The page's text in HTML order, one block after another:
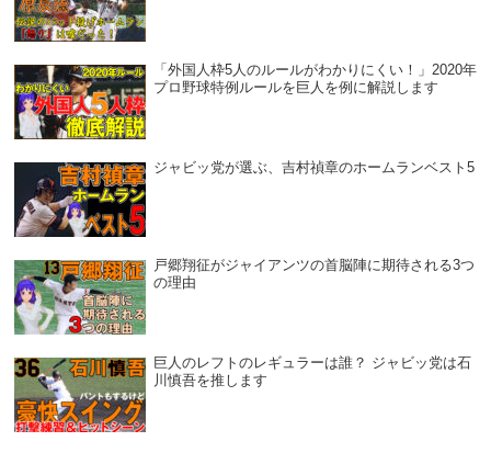
「外国人枠5人のルールがわかりにくい！」2020年
プロ野球特例ルールを巨人を例に解説します
ジャビッ党が選ぶ、吉村禎章のホームランベスト5
戸郷翔征がジャイアンツの首脳陣に期待される3つ
の理由
巨人のレフトのレギュラーは誰？ ジャビッ党は石
川慎吾を推します